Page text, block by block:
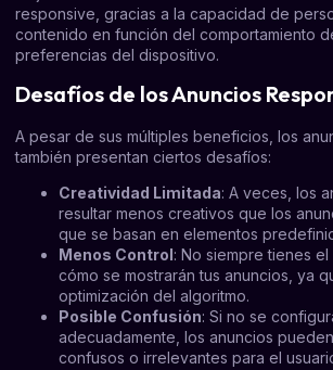
responsive, gracias a la capacidad de
contenido en función del comportamiento
preferencias del dispositivo.
Desafíos de los Anuncios
A pesar de sus múltiples beneficios, los
también presentan ciertos desafíos:
Creatividad Limitada: A veces, los
resultar menos creativos que los
que se basan en elementos
Menos Control: No siempre tienes
cómo se mostrarán tus anuncios, ya
optimización del algoritmo.
Posible Confusión: Si no se
adecuadamente, los anuncios
confusos o irrelevantes para el